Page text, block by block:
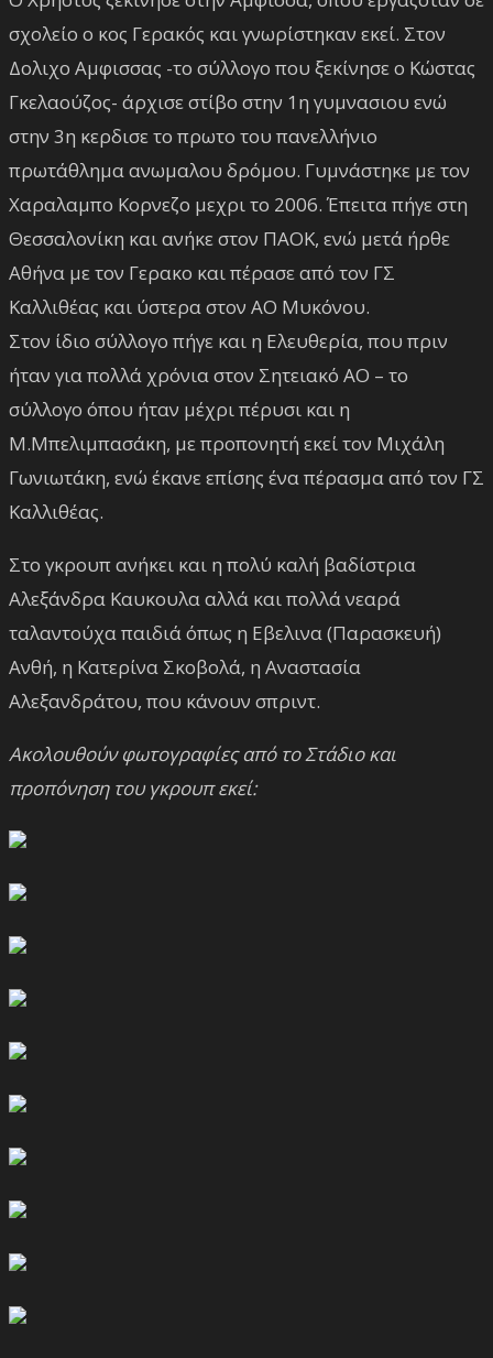
σχολείο ο κος Γερακός και γνωρίστηκαν εκεί. Στον
Δολιχο Αμφισσας -το σύλλογο που ξεκίνησε ο Κώστας
Γκελαούζος- άρχισε στίβο στην 1η γυμνασιου ενώ
στην 3η κερδισε το πρωτο του πανελλήνιο
πρωτάθλημα ανωμαλου δρόμου. Γυμνάστηκε με τον
Χαραλαμπο Κορνεζο μεχρι το 2006. Έπειτα πήγε στη
Θεσσαλονίκη και ανήκε στον ΠΑΟΚ, ενώ μετά ήρθε
Αθήνα με τον Γερακο και πέρασε από τον ΓΣ
Καλλιθέας και ύστερα στον ΑΟ Μυκόνου.
Στον ίδιο σύλλογο πήγε και η Ελευθερία, που πριν
ήταν για πολλά χρόνια στον Σητειακό ΑΟ – το
σύλλογο όπου ήταν μέχρι πέρυσι και η
Μ.Μπελιμπασάκη, με προπονητή εκεί τον Μιχάλη
Γωνιωτάκη, ενώ έκανε επίσης ένα πέρασμα από τον ΓΣ
Καλλιθέας.
Στο γκρουπ ανήκει και η πολύ καλή βαδίστρια
Αλεξάνδρα Καυκουλα αλλά και πολλά νεαρά
ταλαντούχα παιδιά όπως η Εβελινα (Παρασκευή)
Ανθή, η Κατερίνα Σκοβολά, η Αναστασία
Αλεξανδράτου, που κάνουν σπριντ.
Ακολουθούν φωτογραφίες από το Στάδιο και
προπόνηση του γκρουπ εκεί: